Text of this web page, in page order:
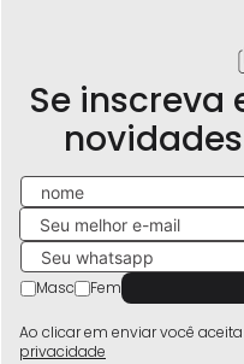
Se inscreva
Masc Fem
Ao clicar em enviar você
privacidade